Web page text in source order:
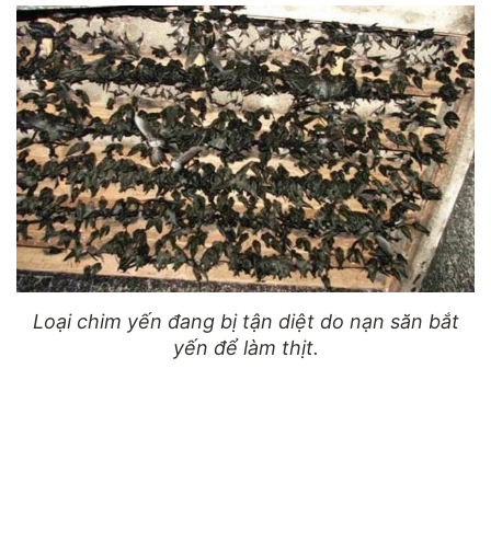
Loại chim yến đang bị tận diệt do nạn săn bắt
yến để làm thịt.